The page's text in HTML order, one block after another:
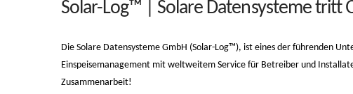
Solar-Log™ | Solare Datensysteme tritt
Die Solare Datensysteme GmbH (Solar-Log™), ist eines der führenden
Einspeisemanagement mit weltweitem Service für Betreiber und
Zusammenarbeit!